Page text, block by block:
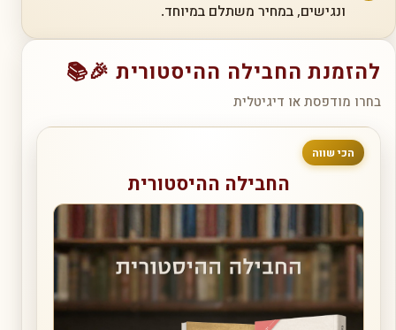
ונגישים, במחיר משתלם במיוחד.
להזמנת החבילה ההיסטורית 🎉📚
בחרו מודפסת או דיגיטלית
הכי שווה
החבילה ההיסטורית